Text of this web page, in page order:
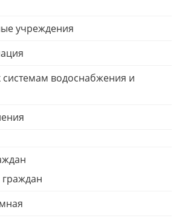
учреждения
водоснабжения и